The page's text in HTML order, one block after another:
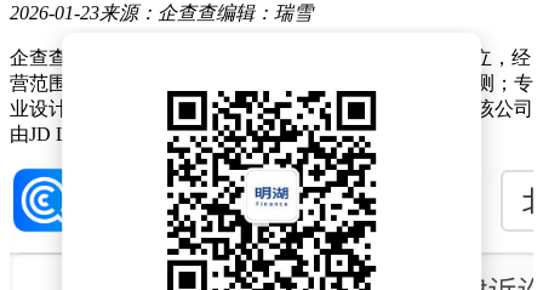
2026-01-23来源：企查查编辑：瑞雪
企查查APP显示，近日，北京京东服务科技有限公司成立，经
营范围包含：工程和技术研究和试验发展；环境保护监测；专
业设计服务；创业空间服务等。企查查股权穿透显示，该公司
由JD Logistics Holding Limited间接全资持股。